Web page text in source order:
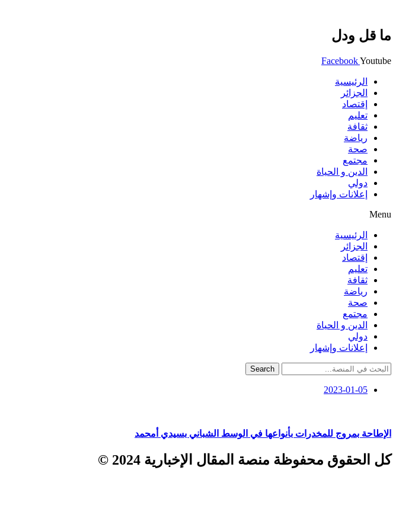
ما قل ودل
FacebookYoutube
الرئيسية
الجزائر
إقتصاد
تعليم
ثقافة
رياضة
صحة
مجتمع
الدين و الحياة
دولي
إعلانات وإشهار
Menu
الرئيسية
الجزائر
إقتصاد
تعليم
ثقافة
رياضة
صحة
مجتمع
الدين و الحياة
دولي
إعلانات وإشهار
Search
2023-01-05
الإطاحة بمروج للمخدرات بأنواعها في الوسط الشباني بسيدي أمحمد
كل الحقوق محفوظة منصة المقال الإخبارية 2024 ©